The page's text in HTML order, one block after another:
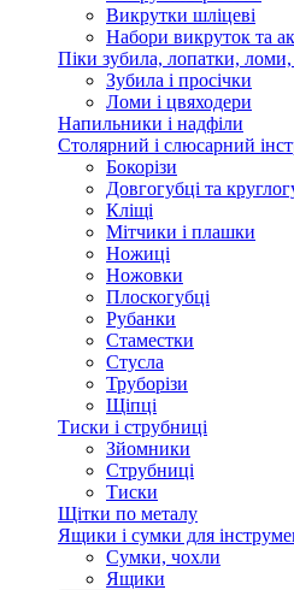
Викрутки шліцеві
Набори викруток та
Піки зубила, лопатки,
Зубила і просічки
Ломи і цвяходери
Напильники і надфіли
Столярний і слюсарний
Бокорізи
Довгогубці та
Кліщі
Мітчики і плашки
Ножиці
Ножовки
Плоскогубці
Рубанки
Стаместки
Стусла
Труборізи
Щіпці
Тиски і струбниці
Зйомники
Струбниці
Тиски
Щітки по металу
Ящики і сумки для
Сумки, чохли
Ящики